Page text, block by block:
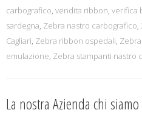
carbografico, vendita ribbon, verifica
sardegna, Zebra nastro carbografico,
Cagliari, Zebra ribbon ospedali,
emulazione, Zebra stampanti nastro
La nostra Azienda chi